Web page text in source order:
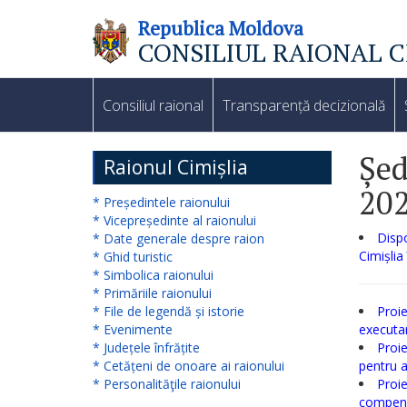
Consiliul
Noutăți
Organigrama
Subdiviziuni
Secretarul
consiliului
raional
Aparatul
Republica Moldova
CONSILIUL RAIONAL
Consiliul raional Transparență decizională
Raionul Cimișlia
* Președintele raionului
* Vicepreședinte al raionului
* Date generale despre raion
* Ghid turistic
* Simbolica raionului
* Primăriile raionului
* File de legendă și istorie
* Evenimente
* Județele înfrățite
* Cetățeni de onoare ai raionului
* Personalităţile raionului
pentru